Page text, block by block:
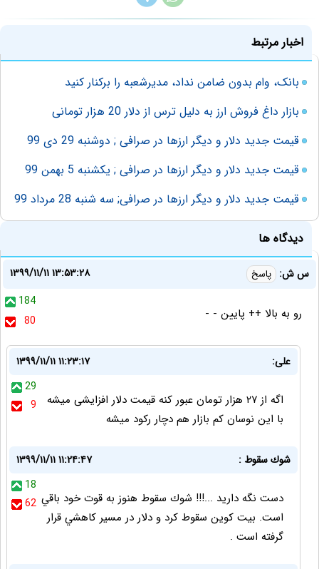
اخبار مرتبط
بانک، وام بدون ضامن نداد، مدیرشعبه را برکنار کنید
بازار داغ فروش ارز به دلیل ترس از دلار 20 هزار تومانی
قیمت جدید دلار و دیگر ارزها در صرافی ; دوشنبه 29 دی 99
قیمت جدید دلار و دیگر ارزها در صرافی ; یکشنبه 5 بهمن 99
قیمت جدید دلار و دیگر ارزها در صرافی‌; سه شنبه 28 مرداد 99
دیدگاه ها
س ش: پاسخ
۱۳۹۹/۱۱/۱۱ ۱۳:۵۳:۲۸
184
80
رو به بالا ++ پایین - -
علی:
۱۳۹۹/۱۱/۱۱ ۱۱:۲۳:۱۷
29
9
اگه از ۲۷ هزار تومان عبور کنه قیمت دلار افزایشی میشه
با این نوسان کم بازار هم دچار رکود میشه
شوك سقوط :
۱۳۹۹/۱۱/۱۱ ۱۱:۲۴:۴۷
18
62 دست نگه داريد ...!!! شوك سقوط هنوز به قوت خود باقي
است. بيت كوين سقوط كرد و دلار در مسير كاهشي قرار
گرفته است .